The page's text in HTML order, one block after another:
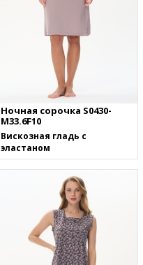
Ночная сорочка S0430-
M33.6F10
Вискозная гладь с
эластаном